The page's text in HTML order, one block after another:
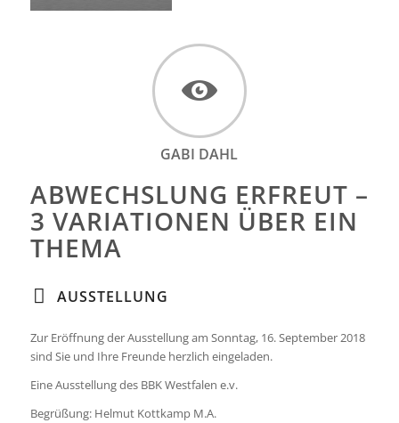
GABI DAHL
ABWECHSLUNG ERFREUT –
3 VARIATIONEN ÜBER EIN
THEMA
AUSSTELLUNG
Zur Eröffnung der Ausstellung am Sonntag, 16. September 2018
sind Sie und Ihre Freunde herzlich eingeladen.
Eine Ausstellung des BBK Westfalen e.v.
Begrüßung: Helmut Kottkamp M.A.